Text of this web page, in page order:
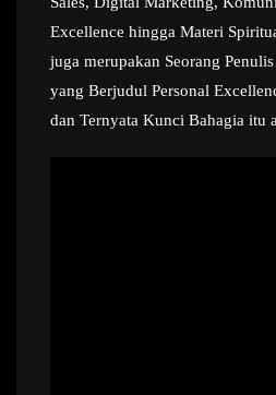
Excellence hingga Materi
juga merupakan Seorang
yang Berjudul Personal
dan Ternyata Kunci Bahagia itu